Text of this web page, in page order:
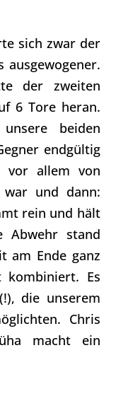
sich zwar der
ausgewogener.
der zweiten
6 Tore heran.
beiden
endgültig
vor allem von
war und dann:
rein und hält
Abwehr stand
am Ende ganz
Es
die unserem
Chris
macht ein